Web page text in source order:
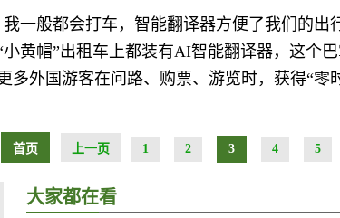
一般都会打车，智能翻译器方便了我们的出
黄帽”出租车上都装有AI智能翻译器，这个
多外国游客在问路、购票、游览时，获得“零
首页 上一页 1 2 3 4 5
大家都在看